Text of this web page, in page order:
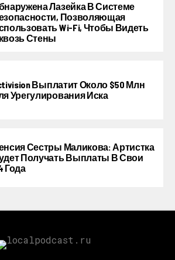
Лазейка В Системе
Позволяющая
Wi-Fi, Чтобы Видеть
Стены
Выплатит Около $50 Млн
Урегулирования Иска
Сестры Маликова: Артистка
Получать Выплаты В Свои
Года